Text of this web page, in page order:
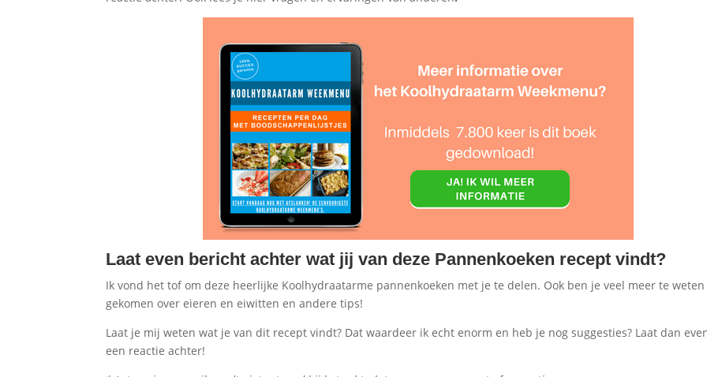
Laat even bericht achter wat jij van deze Pannenkoeken recept vindt?
Ik vond het tof om deze heerlijke Koolhydraatarme pannenkoeken met je te delen. Ook ben je veel meer te weten
gekomen over eieren en eiwitten en andere tips!
Laat je mij weten wat je van dit recept vindt? Dat waardeer ik echt enorm en heb je nog suggesties? Laat dan
een reactie achter!